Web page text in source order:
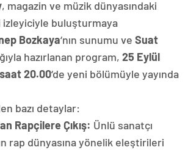
, magazin ve müzik dünyasındaki
izleyiciyle buluşturmaya
Bozkaya‘nın sunumu ve Suat
hazırlanan program, 25 Eylül
20.00‘de yeni bölümüyle yayında
bazı detaylar:
Rapçilere Çıkış: Ünlü sanatçı
rap dünyasına yönelik eleştirileri